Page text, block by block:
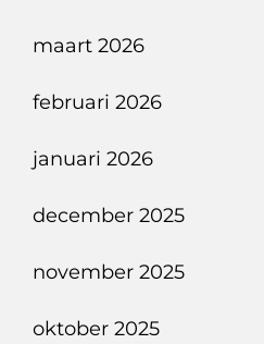
maart 2026
februari 2026
januari 2026
december 2025
november 2025
oktober 2025